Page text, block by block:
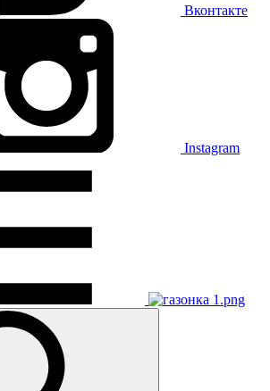
Вконтакте
Instagram